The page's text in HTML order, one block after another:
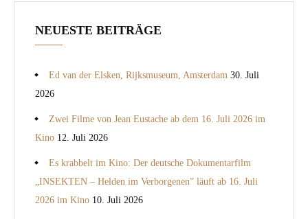
NEUESTE BEITRÄGE
Ed van der Elsken, Rijksmuseum, Amsterdam 30. Juli
2026
Zwei Filme von Jean Eustache ab dem 16. Juli 2026 im
Kino 12. Juli 2026
Es krabbelt im Kino: Der deutsche Dokumentarfilm
„INSEKTEN – Helden im Verborgenen” läuft ab 16. Juli
2026 im Kino 10. Juli 2026